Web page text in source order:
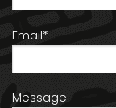
Email*
Message